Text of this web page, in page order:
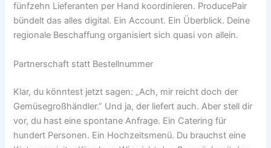
fünfzehn Lieferanten per Hand koordinieren. ProducePair
bündelt das alles digital. Ein Account. Ein Überblick. Deine
regionale Beschaffung organisiert sich quasi von allein.
Partnerschaft statt Bestellnummer
Klar, du könntest jetzt sagen: „Ach, mir reicht doch der
Gemüsegroßhändler.” Und ja, der liefert auch. Aber stell dir
vor, du hast eine spontane Anfrage. Ein Catering für
hundert Personen. Ein Hochzeitsmenü. Du brauchst eine